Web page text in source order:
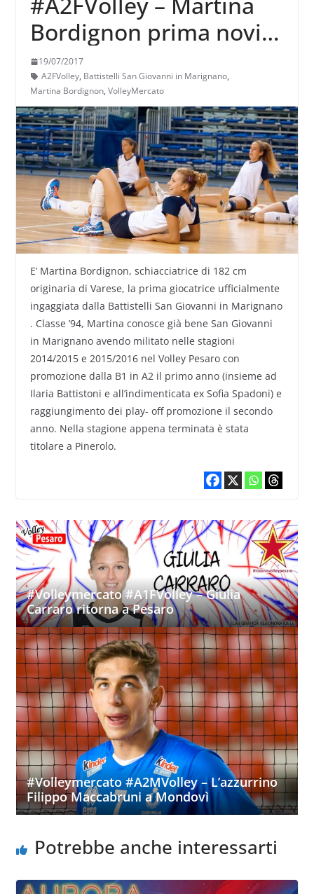
Bordignon prima novità
ufficiale della Battistelli
19/07/2017
A2FVolley, Battistelli San Giovanni in Marignano,
Martina Bordignon, VolleyMercato
E’ Martina Bordignon, schiacciatrice di 182 cm
originaria di Varese, la prima giocatrice ufficialmente
ingaggiata dalla Battistelli San Giovanni in Marignano
. Classe ’94, Martina conosce già bene San Giovanni
in Marignano avendo militato nelle stagioni
2014/2015 e 2015/2016 nel Volley Pesaro con
promozione dalla B1 in A2 il primo anno (insieme ad
Ilaria Battistoni e all’indimenticata ex Sofia Spadoni) e
raggiungimento dei play- off promozione il secondo
anno. Nella stagione appena terminata è stata
titolare a Pinerolo.
#Volleymercato #A1FVolley – Giulia
Carraro ritorna a Pesaro
#Volleymercato #A2MVolley – L’azzurrino
Filippo Maccabruni a Mondovì
Potrebbe anche interessarti